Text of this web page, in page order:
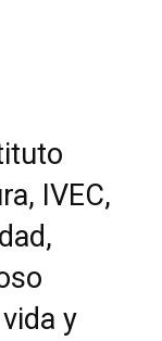
IVEC,
y